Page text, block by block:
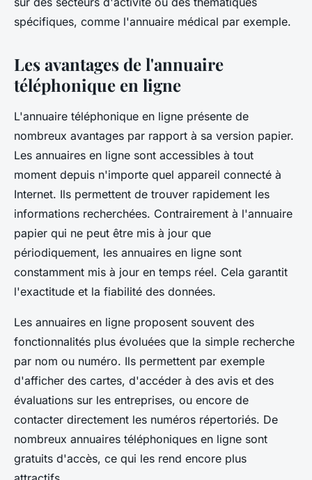
spécifiques, comme l'annuaire médical par exemple.
Les avantages de l'annuaire
téléphonique en ligne
L'annuaire téléphonique en ligne présente de
nombreux avantages par rapport à sa version papier.
Les annuaires en ligne sont accessibles à tout
moment depuis n'importe quel appareil connecté à
Internet. Ils permettent de trouver rapidement les
informations recherchées. Contrairement à l'annuaire
papier qui ne peut être mis à jour que
périodiquement, les annuaires en ligne sont
constamment mis à jour en temps réel. Cela garantit
l'exactitude et la fiabilité des données.
Les annuaires en ligne proposent souvent des
fonctionnalités plus évoluées que la simple recherche
par nom ou numéro. Ils permettent par exemple
d'afficher des cartes, d'accéder à des avis et des
évaluations sur les entreprises, ou encore de
contacter directement les numéros répertoriés. De
nombreux annuaires téléphoniques en ligne sont
gratuits d'accès, ce qui les rend encore plus